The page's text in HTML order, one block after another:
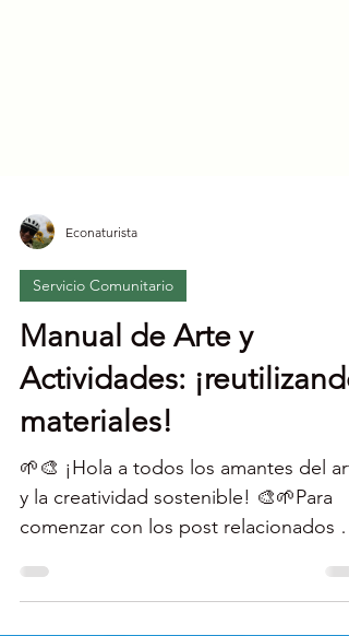
Econaturista
Servicio Comunitario
Manual de Arte y
Actividades: ¡reutilizando
materiales!
🌱🎨 ¡Hola a todos los amantes del
y la creatividad sostenible! 🎨🌱Para
comenzar con los post relacionados al
mes del Planeta...